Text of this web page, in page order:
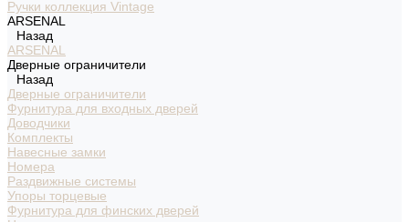
Ручки коллекция Vintage
ARSENAL
Назад
ARSENAL
Дверные ограничители
Назад
Дверные ограничители
Фурнитура для входных дверей
Доводчики
Комплекты
Навесные замки
Номера
Раздвижные системы
Упоры торцевые
Фурнитура для финских дверей